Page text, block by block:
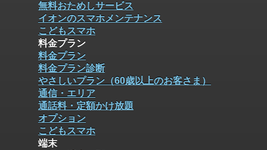
無料おためしサービス
イオンのスマホメンテナンス
こどもスマホ
料金プラン
料金プラン
料金プラン診断
やさしいプラン（60歳以上のお客さま）
通信・エリア
通話料・定額かけ放題
オプション
こどもスマホ
端末